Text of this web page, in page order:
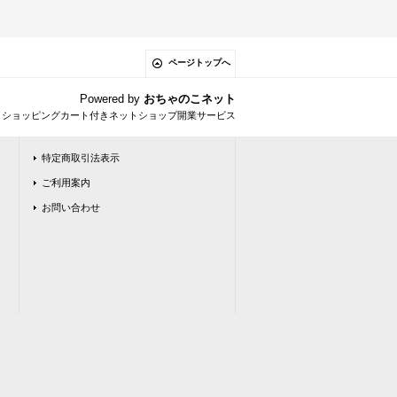
ページトップへ
Powered by おちゃのこネット
ョッピングカート付きネットショップ開業サービス
特定商取引法表示
ご利用案内
お問い合わせ